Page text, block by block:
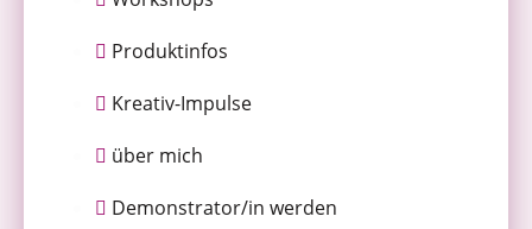
Produktinfos
Kreativ-Impulse
über mich
Demonstrator/in werden